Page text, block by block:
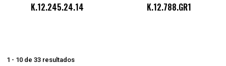
K.12.245.24.14 K.12.788.GR1
1 - 10 de 33 resultados